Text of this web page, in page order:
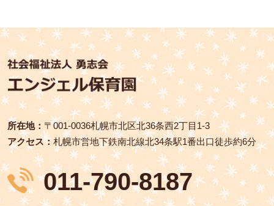
所在地： 〒001‑0036札幌市北区北36条西2丁目1-3
アクセス：札幌市営地下鉄南北線北34条駅1番出口徒歩約6分
011-790-8187